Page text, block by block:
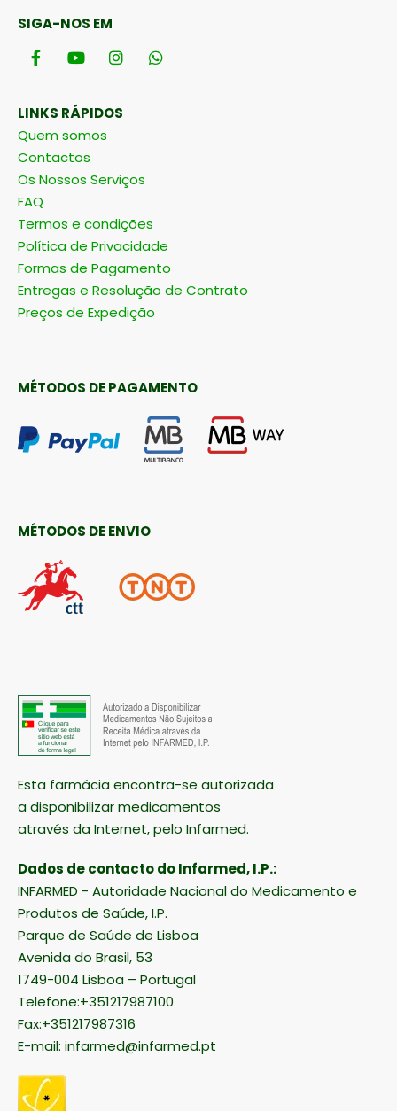
SIGA-NOS EM
LINKS RÁPIDOS
Quem somos
Contactos
Os Nossos Serviços
FAQ
Termos e condições
Política de Privacidade
Formas de Pagamento
Entregas e Resolução de Contrato
Preços de Expedição
MÉTODOS DE PAGAMENTO
MÉTODOS DE ENVIO
Esta farmácia encontra-se autorizada
a disponibilizar medicamentos
através da Internet, pelo Infarmed.
Dados de contacto do Infarmed, I.P.:
INFARMED - Autoridade Nacional do Medicamento e
Produtos de Saúde, I.P.
Parque de Saúde de Lisboa
Avenida do Brasil, 53
1749-004 Lisboa – Portugal
Telefone:+351217987100
Fax:+351217987316
E-mail: infarmed@infarmed.pt